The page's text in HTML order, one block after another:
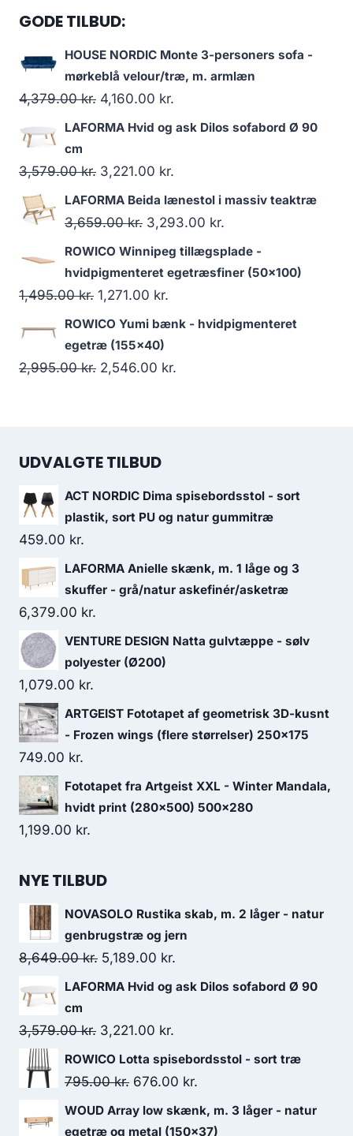
GODE TILBUD:
HOUSE NORDIC Monte 3-personers sofa -
mørkeblå velour/træ, m. armlæn
4,379.00kr. 4,160.00 kr.
LAFORMA Hvid og ask Dilos sofabord Ø 90
cm
3,579.00kr. 3,221.00 kr.
LAFORMA Beida lænestol i massiv teaktræ
3,659.00kr. 3,293.00 kr.
ROWICO Winnipeg tillægsplade -
hvidpigmenteret egetræsfiner (50x100)
1,495.00kr. 1,271.00 kr.
ROWICO Yumi bænk - hvidpigmenteret
egetræ (155x40)
2,995.00kr. 2,546.00 kr.
UDVALGTE TILBUD
ACT NORDIC Dima spisebordsstol - sort
plastik, sort PU og natur gummitræ
459.00 kr.
LAFORMA Anielle skænk, m. 1 låge og 3
skuffer - grå/natur askefinér/asketræ
6,379.00 kr.
VENTURE DESIGN Natta gulvtæppe - sølv
polyester (Ø200)
1,079.00 kr.
ARTGEIST Fototapet af geometrisk 3D-kusnt
- Frozen wings (flere størrelser) 250x175
749.00 kr.
Fototapet fra Artgeist XXL - Winter Mandala,
hvidt print (280x500) 500x280
1,199.00 kr.
NYE TILBUD
NOVASOLO Rustika skab, m. 2 låger - natur
genbrugstræ og jern
8,649.00kr. 5,189.00 kr.
LAFORMA Hvid og ask Dilos sofabord Ø 90
cm
3,579.00kr. 3,221.00 kr.
ROWICO Lotta spisebordsstol - sort træ
795.00kr. 676.00 kr.
WOUD Array low skænk, m. 3 låger - natur
egetræ og metal (150x37)